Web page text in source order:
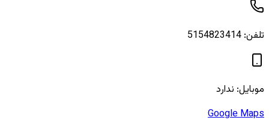
تلفن: 5154823414
موبایل: ندارد
Google Maps